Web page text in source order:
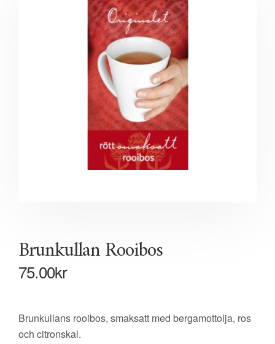
Brunkullan Rooibos
75.00kr
Brunkullans rooibos, smaksatt med bergamottolja, ros
och citronskal.